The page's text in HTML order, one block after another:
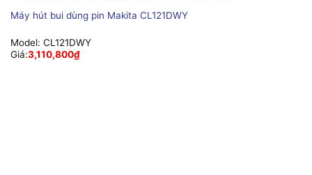
Máy hút bui dùng pin Makita CL121DWY
Model: CL121DWY
Giá:3,110,800₫